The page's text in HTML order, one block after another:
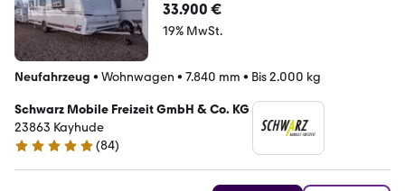
33.900 €
19% MwSt.
Neufahrzeug • Wohnwagen • 7.840 mm • Bis 2.000 kg
Schwarz Mobile Freizeit GmbH & Co. KG
23863 Kayhude
4.8 Sterne
(84)